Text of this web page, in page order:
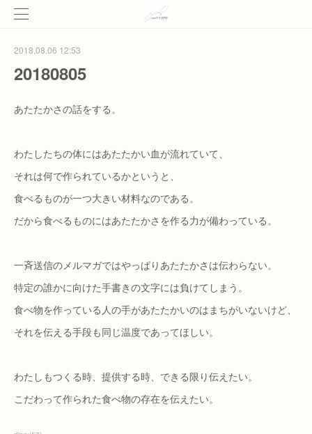
2018.08.06 12:53
20180805
あたたかさの話をする。
わたしたちの体にはあたたかい血が流れていて、
それは何で作られているかというと、
食べるものが一つ大きい材料なのである。
だから食べるものにはあたたかさを作る力が備わっている。
一斉送信のメルマガではやっぱりあたたかさは伝わらない。
特定の誰かに向けた手書きの文字には負けてしまう。
食べ物を作っている人の手があたたかいのはまちがいないけど、
それを伝える手段も同じ温度であってほしい。
わたしもつくる時、提供する時、できる限り伝えたい。
こだわって作られた食べ物の存在を伝えたい。